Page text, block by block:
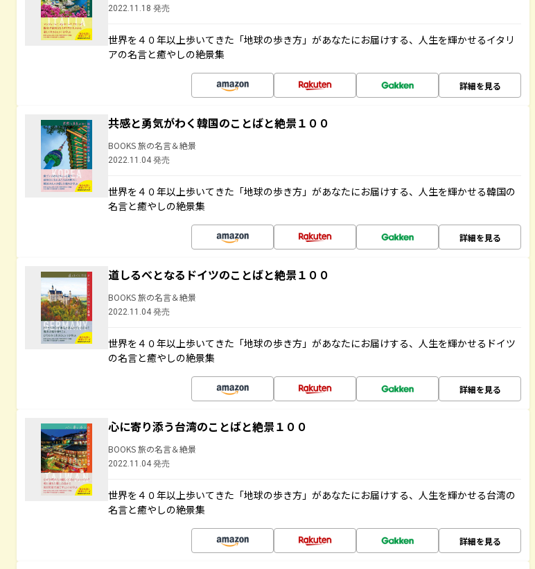
2022.11.18 発売
世界を４０年以上歩いてきた「地球の歩き方」があなたにお届けする、人生を輝かせるイタリ
アの名言と癒やしの絶景集
詳細を見る
共感と勇気がわく韓国のことばと絶景１００
BOOKS 旅の名言＆絶景
2022.11.04 発売
世界を４０年以上歩いてきた「地球の歩き方」があなたにお届けする、人生を輝かせる韓国の
名言と癒やしの絶景集
詳細を見る
道しるべとなるドイツのことばと絶景１００
BOOKS 旅の名言＆絶景
2022.11.04 発売
世界を４０年以上歩いてきた「地球の歩き方」があなたにお届けする、人生を輝かせるドイツ
の名言と癒やしの絶景集
詳細を見る
心に寄り添う台湾のことばと絶景１００
BOOKS 旅の名言＆絶景
2022.11.04 発売
世界を４０年以上歩いてきた「地球の歩き方」があなたにお届けする、人生を輝かせる台湾の
名言と癒やしの絶景集
詳細を見る